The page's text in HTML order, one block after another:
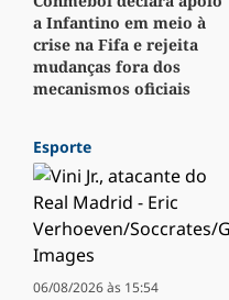
a Infantino em meio à
crise na Fifa e rejeita
mudanças fora dos
mecanismos oficiais
Esporte
06/08/2026 às 15:54